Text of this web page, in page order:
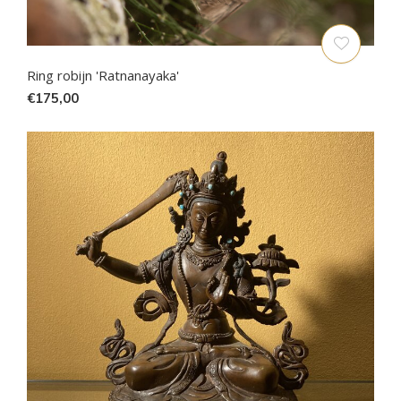
Ring robijn 'Ratnanayaka'
€175,00